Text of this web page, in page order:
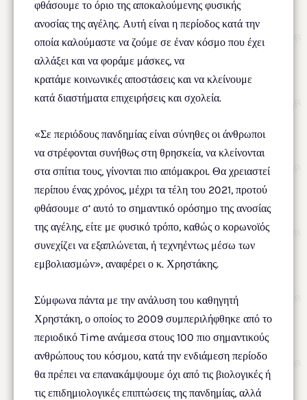
φθάσουμε το όριο της αποκαλούμενης φυσικής
ανοσίας της αγέλης. Αυτή είναι η περίοδος κατά την
οποία καλούμαστε να ζούμε σε έναν κόσμο που έχει
αλλάξει και να φοράμε μάσκες, να
κρατάμε κοινωνικές αποστάσεις και να κλείνουμε
κατά διαστήματα επιχειρήσεις και σχολεία.
«Σε περιόδους πανδημίας είναι σύνηθες οι άνθρωποι
να στρέφονται συνήθως στη θρησκεία, να κλείνονται
στα σπίτια τους, γίνονται πιο απόμακροι. Θα χρειαστεί
περίπου ένας χρόνος, μέχρι τα τέλη του 2021, προτού
φθάσουμε σ’ αυτό το σημαντικό ορόσημο της ανοσίας
της αγέλης, είτε με φυσικό τρόπο, καθώς ο κορωνοϊός
συνεχίζει να εξαπλώνεται, ή τεχνηέντως μέσω των
εμβολιασμών», αναφέρει ο κ. Χρηστάκης.
Σύμφωνα πάντα με την ανάλυση του καθηγητή
Χρηστάκη, ο οποίος το 2009 συμπεριλήφθηκε από το
περιοδικό Time ανάμεσα στους 100 πιο σημαντικούς
ανθρώπους του κόσμου, κατά την ενδιάμεση περίοδο
θα πρέπει να επανακάμψουμε όχι από τις βιολογικές ή
τις επιδημιολογικές επιπτώσεις της πανδημίας, αλλά